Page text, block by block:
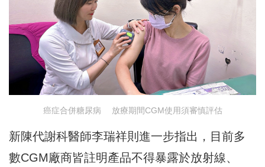
癌症合併糖尿病 放療期間CGM使用須審慎評估
新陳代謝科醫師李瑞祥則進一步指出，目前多
數CGM廠商皆註明產品不得暴露於放射線、